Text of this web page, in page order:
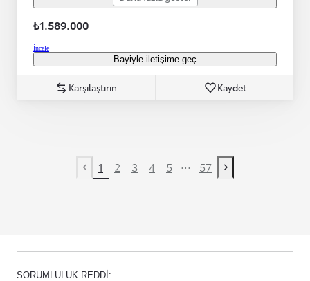
₺1.589.000
İncele
Bayiyle iletişime geç
Karşılaştırın Kaydet
Previous page
1 2 3 4 5 ... 57
Next page
SORUMLULUK REDDI: